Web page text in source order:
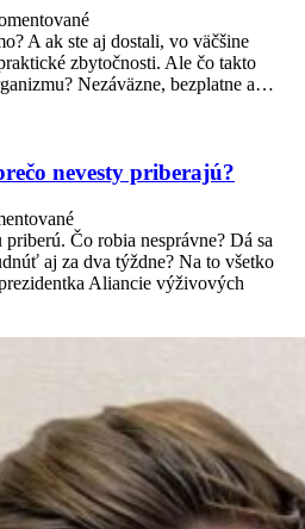
A ak ste aj dostali, vo väčšine
zbytočnosti. Ale čo takto
Nezáväzne, bezplatne a…
nevesty priberajú?
Čo robia nesprávne? Dá sa
aj za dva týždne? Na to všetko
Aliancie výživových